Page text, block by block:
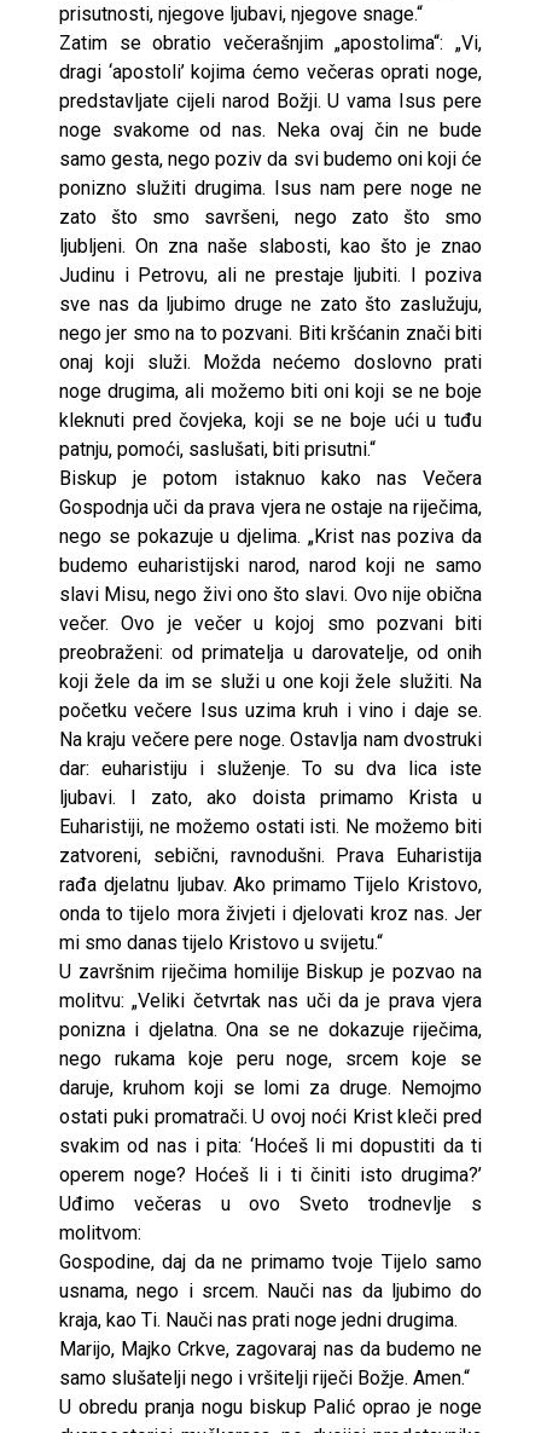
prisutnosti, njegove ljubavi, njegove snage.“
Zatim se obratio večerašnjim „apostolima“: „Vi,
dragi ‘apostoli’ kojima ćemo večeras oprati noge,
predstavljate cijeli narod Božji. U vama Isus pere
noge svakome od nas. Neka ovaj čin ne bude
samo gesta, nego poziv da svi budemo oni koji će
ponizno služiti drugima. Isus nam pere noge ne
zato što smo savršeni, nego zato što smo
ljubljeni. On zna naše slabosti, kao što je znao
Judinu i Petrovu, ali ne prestaje ljubiti. I poziva
sve nas da ljubimo druge ne zato što zaslužuju,
nego jer smo na to pozvani. Biti kršćanin znači biti
onaj koji služi. Možda nećemo doslovno prati
noge drugima, ali možemo biti oni koji se ne boje
kleknuti pred čovjeka, koji se ne boje ući u tuđu
patnju, pomoći, saslušati, biti prisutni.“
Biskup je potom istaknuo kako nas Večera
Gospodnja uči da prava vjera ne ostaje na riječima,
nego se pokazuje u djelima. „Krist nas poziva da
budemo euharistijski narod, narod koji ne samo
slavi Misu, nego živi ono što slavi. Ovo nije obična
večer. Ovo je večer u kojoj smo pozvani biti
preobraženi: od primatelja u darovatelje, od onih
koji žele da im se služi u one koji žele služiti. Na
početku večere Isus uzima kruh i vino i daje se.
Na kraju večere pere noge. Ostavlja nam dvostruki
dar: euharistiju i služenje. To su dva lica iste
ljubavi. I zato, ako doista primamo Krista u
Euharistiji, ne možemo ostati isti. Ne možemo biti
zatvoreni, sebični, ravnodušni. Prava Euharistija
rađa djelatnu ljubav. Ako primamo Tijelo Kristovo,
onda to tijelo mora živjeti i djelovati kroz nas. Jer
mi smo danas tijelo Kristovo u svijetu.“
U završnim riječima homilije Biskup je pozvao na
molitvu: „Veliki četvrtak nas uči da je prava vjera
ponizna i djelatna. Ona se ne dokazuje riječima,
nego rukama koje peru noge, srcem koje se
daruje, kruhom koji se lomi za druge. Nemojmo
ostati puki promatrači. U ovoj noći Krist kleči pred
svakim od nas i pita: ‘Hoćeš li mi dopustiti da ti
operem noge? Hoćeš li i ti činiti isto drugima?’
Uđimo večeras u ovo Sveto trodnevlje s
molitvom:
Gospodine, daj da ne primamo tvoje Tijelo samo
usnama, nego i srcem. Nauči nas da ljubimo do
kraja, kao Ti. Nauči nas prati noge jedni drugima.
Marijo, Majko Crkve, zagovaraj nas da budemo ne
samo slušatelji nego i vršitelji riječi Božje. Amen.“
U obredu pranja nogu biskup Palić oprao je noge